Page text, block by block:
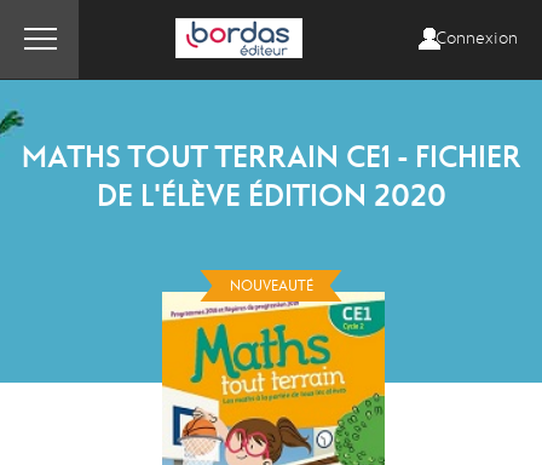
Connexion
MATHS TOUT TERRAIN CE1 - FICHIER
DE L'ÉLÈVE ÉDITION 2020
NOUVEAUTÉ